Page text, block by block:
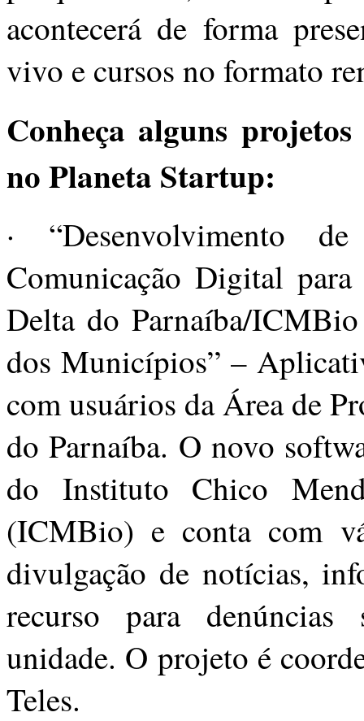
acontecerá de forma
vivo e cursos no formato
Conheça alguns
no Planeta Startup:
· “Desenvolvimento
Comunicação Digital
Delta do Parnaíba/
dos Municípios” –
com usuários da Área de
do Parnaíba. O novo
do Instituto Chico
(ICMBio) e conta com
divulgação de notícias,
recurso para denúncias
unidade. O projeto é
Teles.